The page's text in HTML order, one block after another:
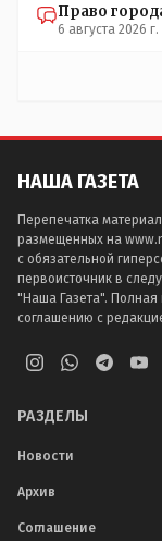
Право
6 августа 2026 г.
НАША ГАЗЕТА
Перепечатка
размещенных на
с обязательной
первоисточник в
"Наша Газета". Полная
соглашению с
РАЗДЕЛЫ
Новости
Архив
Соглашение